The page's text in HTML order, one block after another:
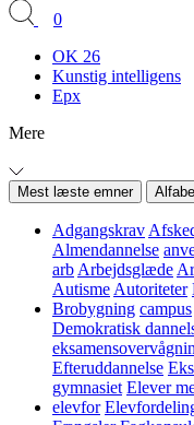
0
OK 26
Kunstig intelligens
Epx
Mere
Mest læste emner
Adgangskrav
Almendannelse
arb Arbejdsglæde
Autisme Autoriteter
Brobygning campus
Demokratisk
Efteruddannelse
gymnasiet Elever
elevfor